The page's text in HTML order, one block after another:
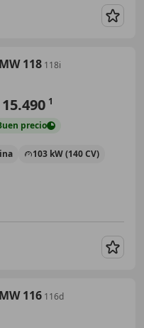
118 118i
1
precio
103 kW (140 CV)
116 116d